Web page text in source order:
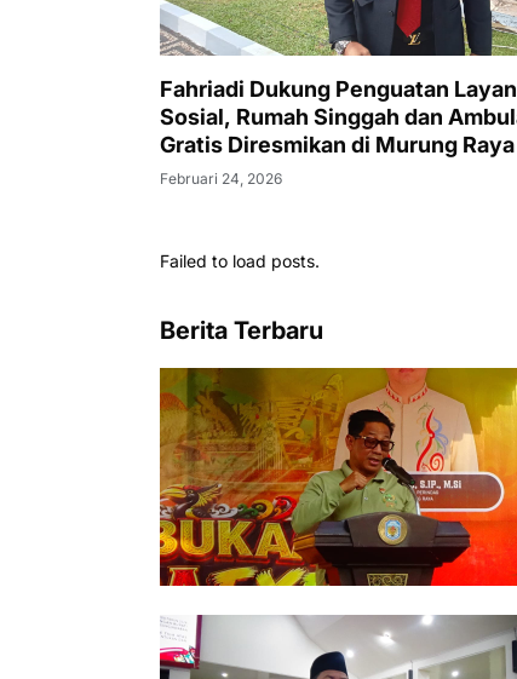
Fahriadi Dukung Penguatan
Sosial, Rumah Singgah dan
Gratis Diresmikan di Murung Raya
Februari 24, 2026
Failed to load posts.
Berita Terbaru